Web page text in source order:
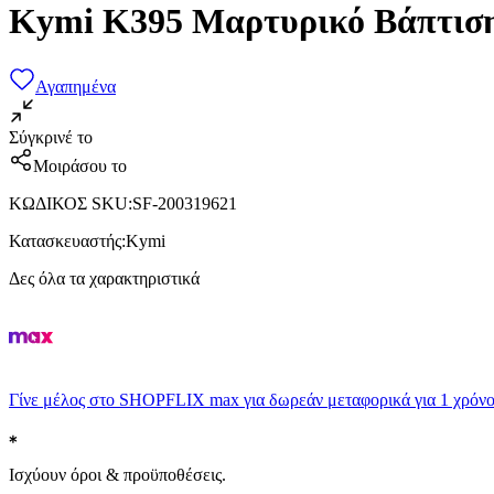
Kymi K395 Μαρτυρικό
Αγαπημένα
Σύγκρινέ το
Μοιράσου το
ΚΩΔΙΚΟΣ SKU:SF-200319621
Κατασκευαστής:Kymi
Δες όλα τα χαρακτηριστικά
Γίνε μέλος στο SHOPFLIX max για δωρεάν μεταφορικά για 1
Ισχύουν όροι & προϋποθέσεις.